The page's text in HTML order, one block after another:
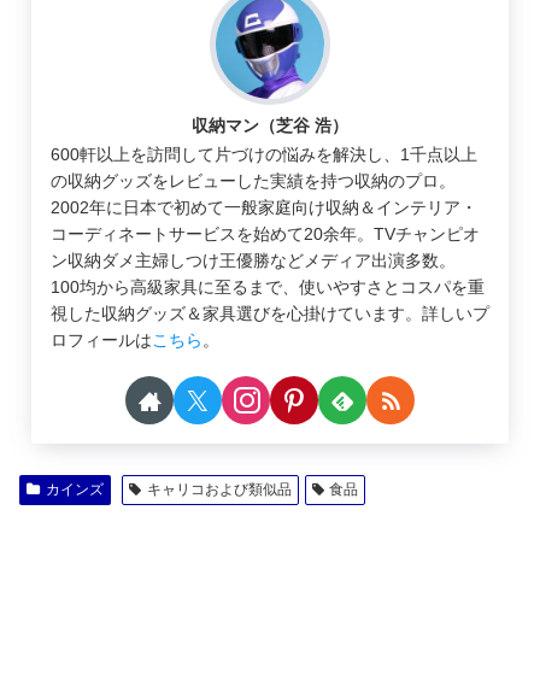
収納マン（芝谷 浩）
600軒以上を訪問して片づけの悩みを解決し、1千点以上
の収納グッズをレビューした実績を持つ収納のプロ。
2002年に日本で初めて一般家庭向け収納＆インテリア・
コーディネートサービスを始めて20余年。TVチャンピオ
ン収納ダメ主婦しつけ王優勝などメディア出演多数。
100均から高級家具に至るまで、使いやすさとコスパを重
視した収納グッズ＆家具選びを心掛けています。詳しいプ
ロフィールはこちら 。
カインズ キャリコおよび類似品 食品